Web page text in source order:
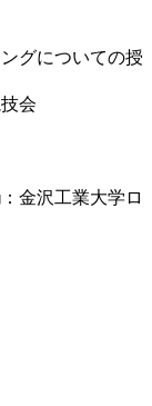
グについての授
会
：金沢工業大学ロ